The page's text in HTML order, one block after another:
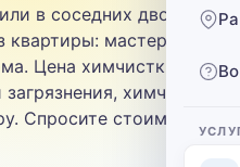
в соседних дворах.
квартиры: мастер
Цена химчистки
химчистку
Спросите стоимость -